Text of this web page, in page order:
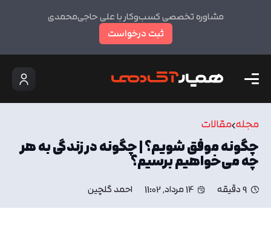
مشاوره تخصصی کسب‌وکار با علی حاجی‌محمدی
ثبت درخواست
مجله مقالات
چگونه موفق شویم؟ | چگونه در زندگی به هر
چه می‌خواهیم برسیم؟
9 دقیقه 14 مرداد, 11:02 احمد گلچین